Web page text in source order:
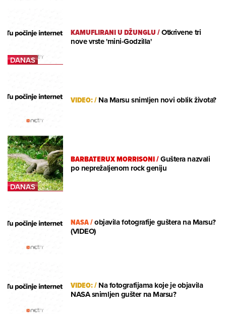
KAMUFLIRANI U DŽUNGLU/Otkrivene tri
nove vrste 'mini-Godzilla'
VIDEO:/Na Marsu snimljen novi oblik života?
BARBATERUX MORRISONI/Guštera nazvali
po neprežaljenom rock geniju
NASA/objavila fotografije guštera na Marsu?
(VIDEO)
VIDEO:/Na fotografijama koje je objavila
NASA snimljen gušter na Marsu?